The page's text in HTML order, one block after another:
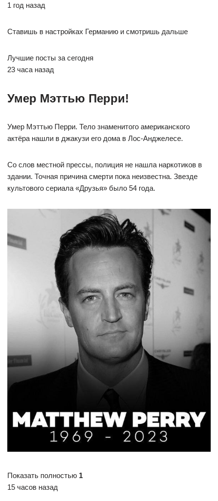
1 год назад
Ставишь в настройках Германию и смотришь дальше
Лучшие посты за сегодня
23 часа назад
Умер Мэттью Перри!⁠ ⁠
Умер Мэттью Перри. Тело знаменитого американского
актёра нашли в джакузи его дома в Лос-Анджелесе.
Со слов местной прессы, полиция не нашла наркотиков в
здании. Точная причина смерти пока неизвестна. Звезде
культового сериала «Друзья» было 54 года.
Показать полностью 1
15 часов назад